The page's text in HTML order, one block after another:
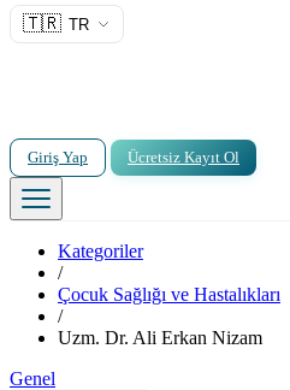
🇹🇷 TR
Giriş Yap Ücretsiz Kayıt Ol
Kategoriler
/
Çocuk Sağlığı ve Hastalıkları
/
Uzm. Dr. Ali Erkan Nizam
Genel